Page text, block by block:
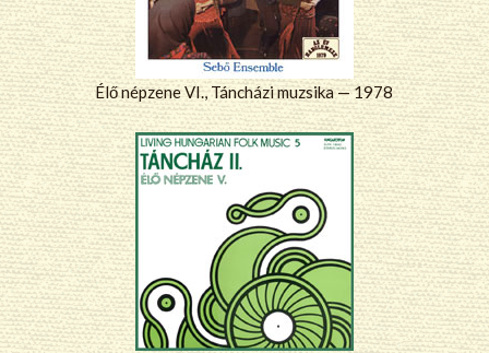
Élő népzene VI., Táncházi muzsika — 1978